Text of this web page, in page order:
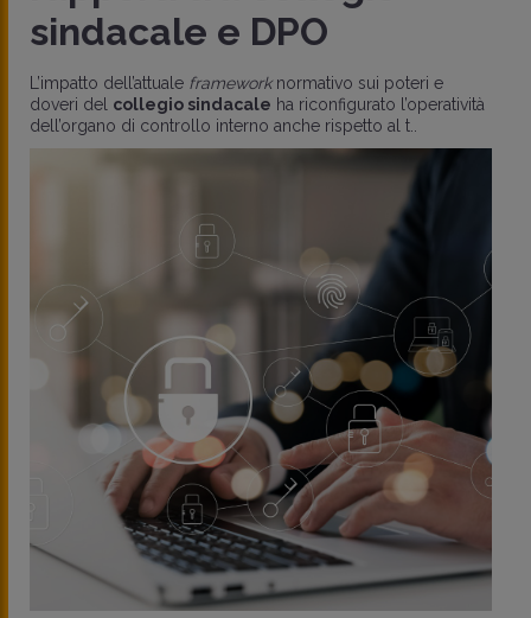
sindacale e DPO
L’impatto dell’attuale framework normativo sui poteri e
doveri del collegio sindacale ha riconfigurato l’operatività
dell’organo di controllo interno anche rispetto al t..